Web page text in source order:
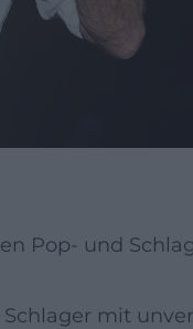
Pop- und
mit